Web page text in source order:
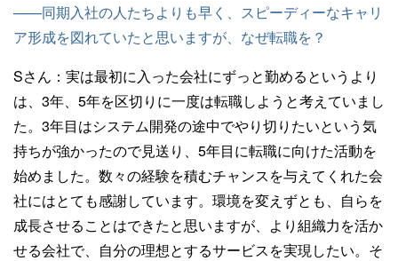
——同期入社の人たちよりも早く、スピーディーなキャリ
ア形成を図れていたと思いますが、なぜ転職を？
Sさん： 実は最初に入った会社にずっと勤めるというより
は、3年、5年を区切りに一度は転職しようと考えていまし
た。3年目はシステム開発の途中でやり切りたいという気
持ちが強かったので見送り、5年目に転職に向けた活動を
始めました。数々の経験を積むチャンスを与えてくれた会
社にはとても感謝しています。環境を変えずとも、自らを
成長させることはできたと思いますが、より組織力を活か
せる会社で、自分の理想とするサービスを実現したい。そ